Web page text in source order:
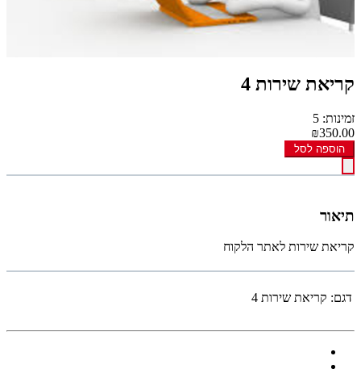
קריאת שירות 4
זמינות: 5
₪350.00
הוספה לסל
תיאור
קריאת שירות לאתר הלקוח
דגם: קריאת שירות 4